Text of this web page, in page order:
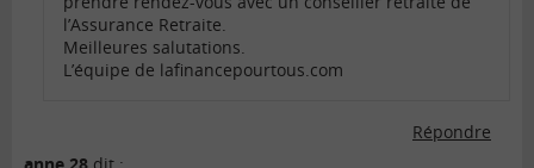
l’Assurance Retraite.
Meilleures salutations.
L’équipe de lafinancepourtous.com
Répondre
anne 28 dit :